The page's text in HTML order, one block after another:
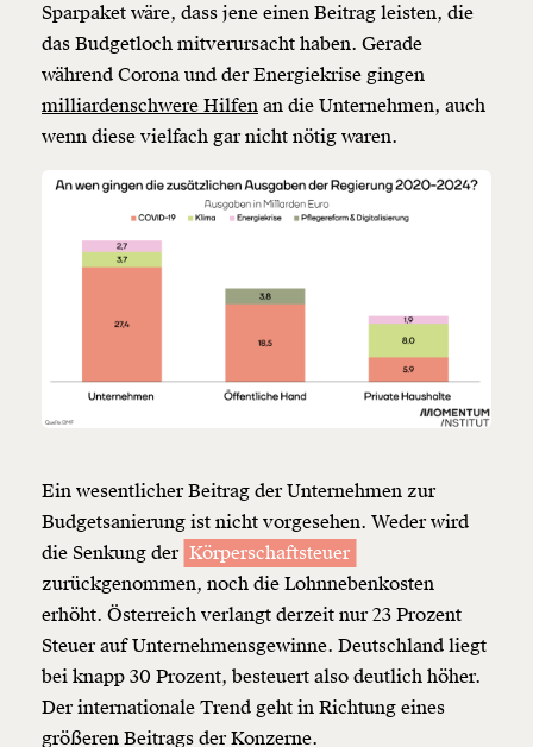
Sparpaket wäre, dass jene einen Beitrag leisten, die
das Budgetloch mitverursacht haben. Gerade
während Corona und der Energiekrise gingen
milliardenschwere Hilfen an die Unternehmen, auch
wenn diese vielfach gar nicht nötig waren.
Ein wesentlicher Beitrag der Unternehmen zur
Budgetsanierung ist nicht vorgesehen. Weder wird
die Senkung der Körperschaftsteuer
zurückgenommen, noch die Lohnnebenkosten
erhöht. Österreich verlangt derzeit nur 23 Prozent
Steuer auf Unternehmensgewinne. Deutschland liegt
bei knapp 30 Prozent, besteuert also deutlich höher.
Der internationale Trend geht in Richtung eines
größeren Beitrags der Konzerne.